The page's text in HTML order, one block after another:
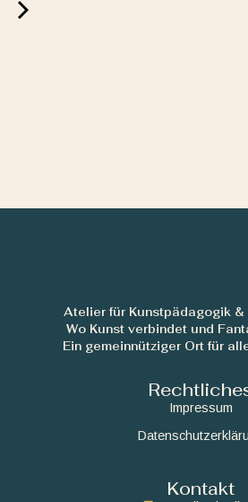
Atelier für Kunstpädagogik &
Wo Kunst verbindet und
Ein gemeinnütziger Ort für
Impressum
Kontakt